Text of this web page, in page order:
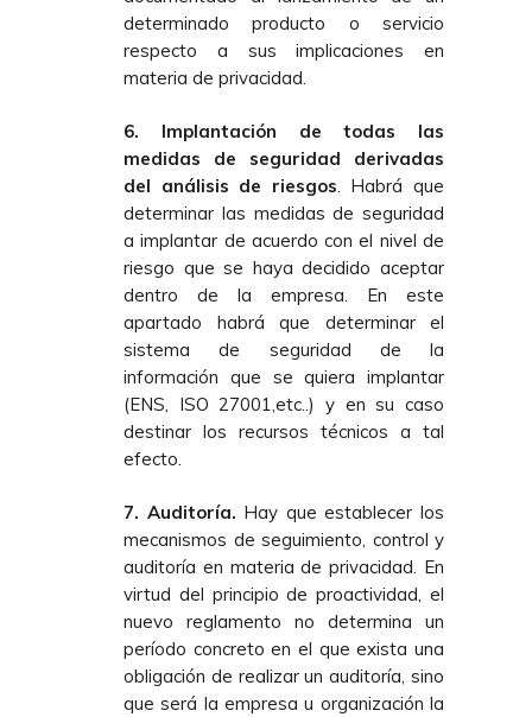
determinado producto o servicio
respecto a sus implicaciones en
materia de privacidad.
6. Implantación de todas las
medidas de seguridad derivadas
del análisis de riesgos. Habrá que
determinar las medidas de seguridad
a implantar de acuerdo con el nivel de
riesgo que se haya decidido aceptar
dentro de la empresa. En este
apartado habrá que determinar el
sistema de seguridad de la
información que se quiera implantar
(ENS, ISO 27001,etc..) y en su caso
destinar los recursos técnicos a tal
efecto.
7. Auditoría. Hay que establecer los
mecanismos de seguimiento, control y
auditoría en materia de privacidad. En
virtud del principio de proactividad, el
nuevo reglamento no determina un
período concreto en el que exista una
obligación de realizar un auditoría, sino
que será la empresa u organización la